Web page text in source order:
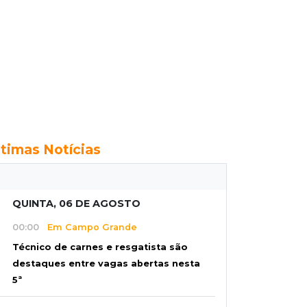
Notícias
QUINTA, 06 DE AGOSTO
00:00 Em Campo Grande
Técnico de carnes e resgatista são
destaques entre vagas abertas nesta
5ª